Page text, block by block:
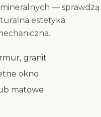
— sprawdzą
estetyka
granit
okno
matowe